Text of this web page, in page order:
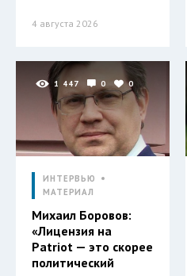
4 августа 2026
1 447 0 0
ИНТЕРВЬЮ
МАТЕРИАЛ
Михаил Боровов:
«Лицензия на
Patriot — это скорее
политический